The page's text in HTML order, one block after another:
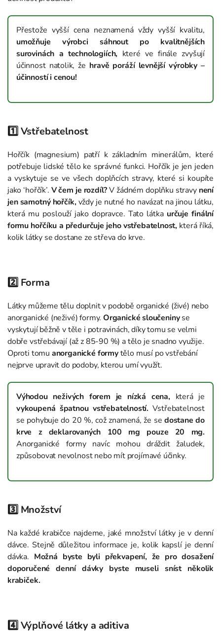
Přestože vyšší cena neznamená vždy vyšší kvalitu,
umožňuje výrobci sáhnout po kvalitnějších
surovinách a technologiích, které ve finále zvyšují
účinnost natolik, že hravě poráží levnější výrobky –
účinností i cenou!
1️⃣ Vstřebatelnost
Hořčík (magnesium) patří k základním minerálům, které
potřebuje lidské tělo ke správné funkci. Hořčík je jen jeden
a vyskytuje se ve všech doplňcích stravy, které si koupíte
jako ‘hořčík’. V čem je rozdíl?V žádném doplňku stravy není
jen samotný hořčík,vždy je nutné ho navázat na jinou látku,
která mu poslouží jako dopravce. Tato látkaurčuje finální
formu hořčíku a předurčuje jeho vstřebatelnost, která říká,
kolik látky se dostane ze střeva do krve.
2️⃣ Forma
Látky můžeme tělu doplnit v podobě organické (živé) nebo
anorganické (neživé) formy. Organické sloučeninyse
vyskytují běžně v těle i potravinách, díky tomu se velmi
dobře vstřebávají (až z 85-90 %) a tělo je snadno využije.
Oproti tomu anorganické formytělo musí po vstřebání
nejprve upravit do podoby, kterou umí využít.
Výhodou neživých forem je nízká cena,která je
vykoupená špatnou vstřebatelností. Vstřebatelnost
se pohybuje do 20 %, což znamená, že se dostane do
krve z deklarovaných 100 mg pouze 20 mg.
Anorganické formy navíc mohou dráždit žaludek,
způsobovat nevolnost nebo mít projímavé účinky.
3️⃣ Množství
Na každé krabičce najdeme, jaké množství látky je v denní
dávce. Stejně důležitou informace je, kolik kapslí je denní
dávka. Možná byste byli překvapení, že pro dosažení
doporučené denní dávky byste museli sníst několik
krabiček.
4️⃣ Výplňové látky a aditiva